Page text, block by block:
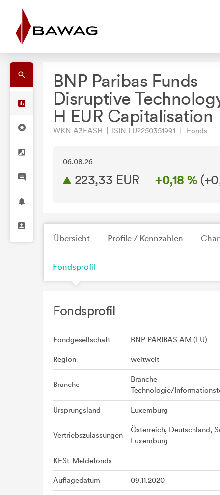
BNP Paribas Funds
Disruptive
H EUR Capitalisation
WKN A3EASH | ISIN LU2250351991 | Fonds
06.08.26
223,33 EUR +0,18 % (
Übersicht Profile / Kennzahlen
Fondsprofil
Fondsprofil
Fondgesellschaft BNP PARIBAS AM (LU)
Region weltweit
Branche
Branche
Technologie/
Ursprungsland Luxemburg
Vertriebszulassungen
Österreich, Deutschland,
Luxemburg
KESt-Meldefonds -
Auflagedatum 09.11.2020